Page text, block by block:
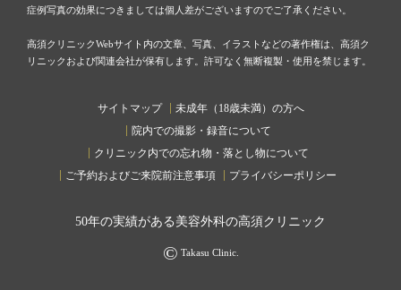
症例写真の効果につきましては個人差がございますのでご了承ください。
高須クリニックWebサイト内の文章、写真、イラストなどの著作権は、高須ク
リニックおよび関連会社が保有します。許可なく無断複製・使用を禁じます。
サイトマップ
未成年（18歳未満）の方へ
院内での撮影・録音について
クリニック内での忘れ物・落とし物について
ご予約およびご来院前注意事項
プライバシーポリシー
50年の実績がある美容外科の高須クリニック
© Takasu Clinic.